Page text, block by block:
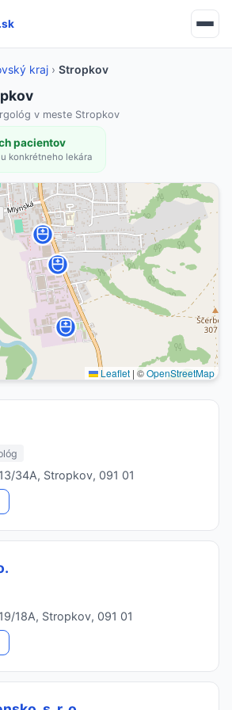
kraj › Stropkov
v meste Stropkov
pacientov
konkrétneho lekára
Leaflet | ©OpenStreetMap
34A, Stropkov, 091 01
18A, Stropkov, 091 01